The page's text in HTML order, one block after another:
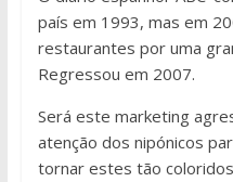
país em 1993, mas em
restaurantes por uma
Regressou em 2007.
Será este marketing
atenção dos nipónicos
tornar estes tão